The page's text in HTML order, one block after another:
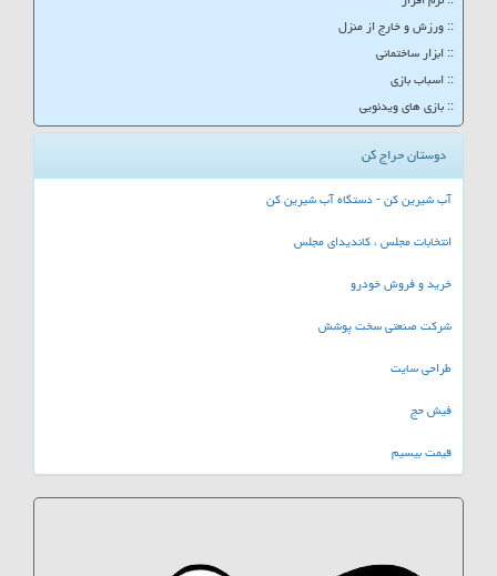
:: ورزش و خارج از منزل
:: ابزار ساختمانی
:: اسباب بازی
:: بازی های ویدئویی
دوستان حراج کن
آب شیرین کن - دستگاه آب شیرین کن
انتخابات مجلس ، کاندیدای مجلس
خرید و فروش خودرو
شرکت صنعتی سخت پوشش
طراحی سایت
فیش حج
قیمت بیسیم